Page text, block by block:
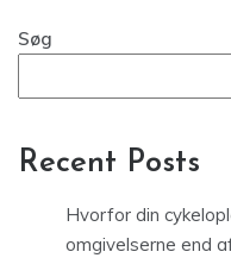
Søg
Recent Posts
Hvorfor din
omgivelserne end